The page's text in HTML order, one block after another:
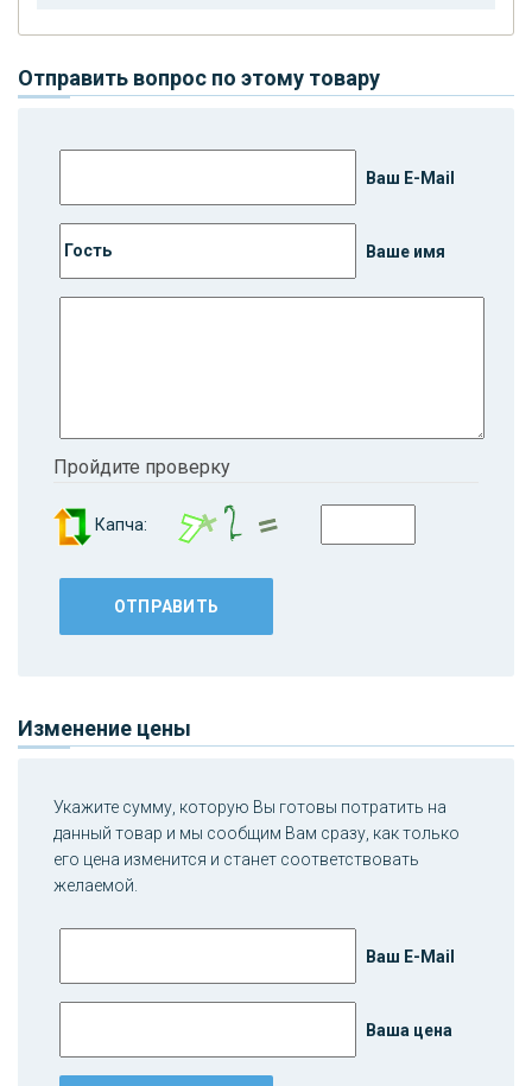
Отправить вопрос по этому товару
Ваш E-Mail
Ваше имя
Пройдите проверку
Капча:
Изменение цены
Укажите сумму, которую Вы готовы потратить на
данный товар и мы сообщим Вам сразу, как только
его цена изменится и станет соответствовать
желаемой.
Ваш E-Mail
Ваша цена